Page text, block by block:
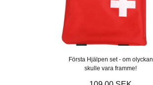
Första Hjälpen set - om olyckan
skulle vara framme!